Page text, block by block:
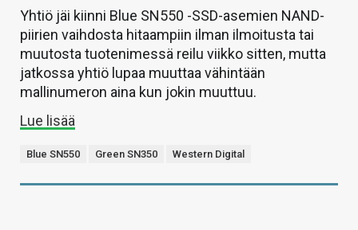
Yhtiö jäi kiinni Blue SN550 -SSD-asemien NAND-
piirien vaihdosta hitaampiin ilman ilmoitusta tai
muutosta tuotenimessä reilu viikko sitten, mutta
jatkossa yhtiö lupaa muuttaa vähintään
mallinumeron aina kun jokin muuttuu.
Lue lisää
Blue SN550 Green SN350 Western Digital